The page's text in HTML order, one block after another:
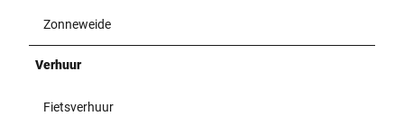
Zonneweide
Verhuur
Fietsverhuur